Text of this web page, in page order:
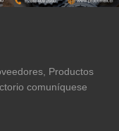
Productos
comuníquese